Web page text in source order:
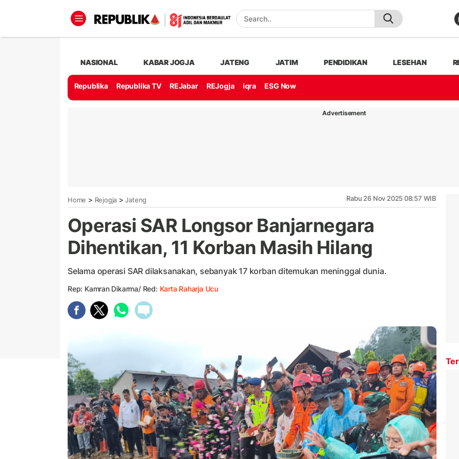
NASIONAL KABAR JOGJA JATENG JATIM PENDIDIKAN LESEHAN
Republika Republika TV REJabar REJogja iqra ESG Now
Advertisement
Home > Rejogja > Jateng Rabu 26 Nov 2025 08:57 WIB
Operasi SAR Longsor Banjarnegara
Dihentikan, 11 Korban Masih Hilang
Selama operasi SAR dilaksanakan, sebanyak 17 korban ditemukan meninggal dunia.
Rep: Kamran Dikarma/ Red: Karta Raharja Ucu